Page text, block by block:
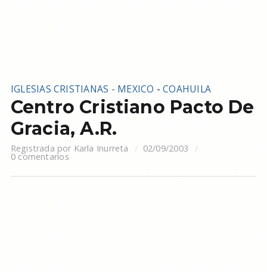
IGLESIAS CRISTIANAS - MEXICO -COAHUILA
Centro Cristiano Pacto De
Gracia, A.R.
Registrada por Karla Inurreta 02/09/2003
0 comentarios